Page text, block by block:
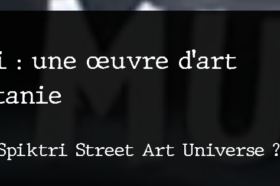
: une œuvre d’art
Spiktri Street Art Universe ?